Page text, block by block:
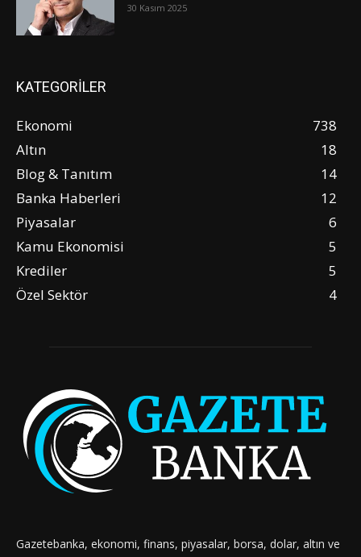
30 Kasım 2025
KATEGORİLER
Ekonomi
738
Altın
18
Blog & Tanıtım
14
Banka Haberleri
12
Piyasalar
6
Kamu Ekonomisi
5
Krediler
5
Özel Sektör
4
Gazetebanka, ekonomi, finans, piyasalar, borsa, dolar, altın ve